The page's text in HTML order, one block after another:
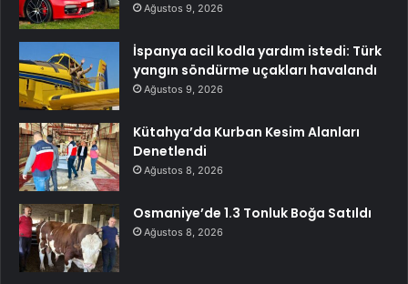
Ağustos 9, 2026
İspanya acil kodla yardım istedi: Türk
yangın söndürme uçakları havalandı
Ağustos 9, 2026
Kütahya’da Kurban Kesim Alanları
Denetlendi
Ağustos 8, 2026
Osmaniye’de 1.3 Tonluk Boğa Satıldı
Ağustos 8, 2026